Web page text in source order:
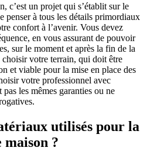
c’est un projet qui s’établit sur le
penser à tous les détails primordiaux
confort à l’avenir. Vous devez
en vous assurant de pouvoir
sur le moment et après la fin de la
votre terrain, qui doit être
et viable pour la mise en place des
votre professionnel avec
les mêmes garanties ou ne
utilisés pour la
maison ?